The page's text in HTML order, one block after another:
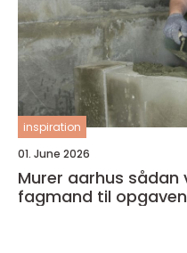
inspiration
01. June 2026
Murer aarhus sådan vælger du den rette
fagmand til opgaven